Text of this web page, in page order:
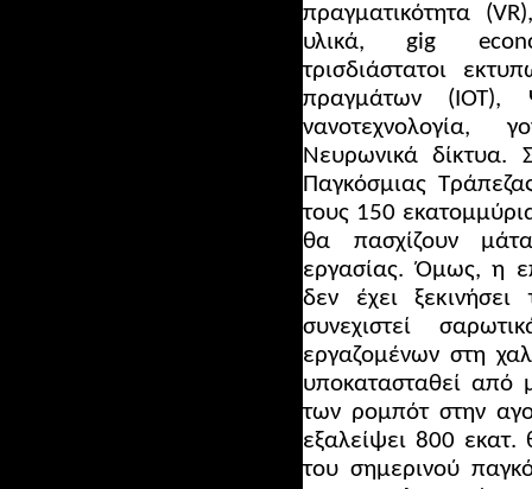
πραγματικότητα
υλικά, gig
τρισδιάστατοι
πραγμάτων (ΙΟΤ),
νανοτεχνολογία,
Νευρωνικά δίκτυα.
Παγκόσμιας
τους 150
θα πασχίζουν
εργασίας. Όμως, η
δεν έχει
συνεχιστεί
εργαζομένων στη
υποκατασταθεί από
των ρομπότ στην
εξαλείψει 800 εκατ.
του σημερινού